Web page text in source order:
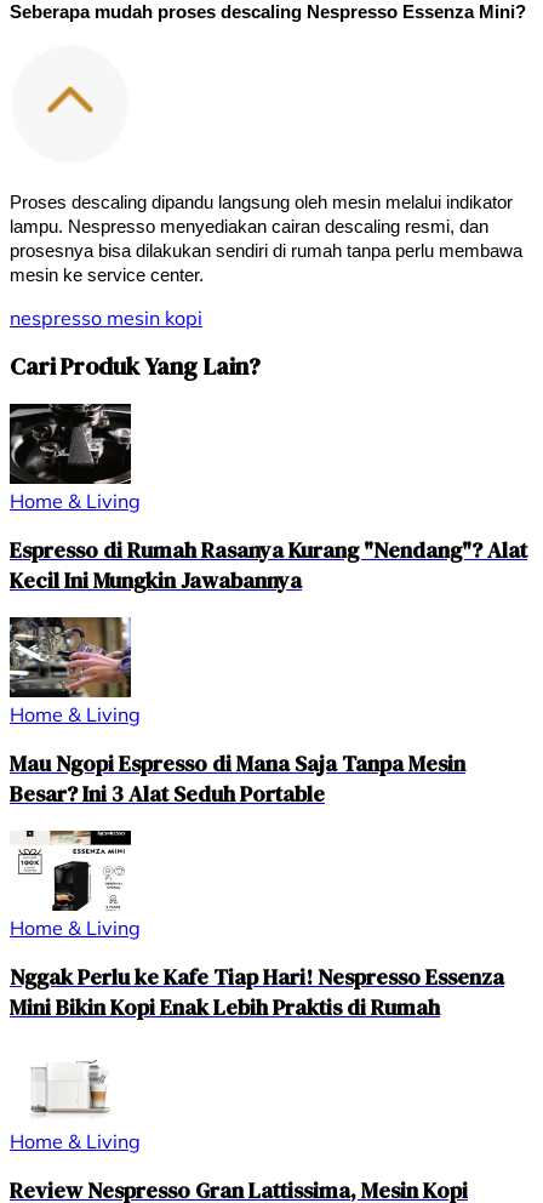
Seberapa mudah proses descaling Nespresso Essenza Mini?
Proses descaling dipandu langsung oleh mesin melalui indikator
lampu. Nespresso menyediakan cairan descaling resmi, dan
prosesnya bisa dilakukan sendiri di rumah tanpa perlu membawa
mesin ke service center.
nespresso mesin kopi
Cari Produk Yang Lain?
Home & Living
Espresso di Rumah Rasanya Kurang "Nendang"? Alat
Kecil Ini Mungkin Jawabannya
Home & Living
Mau Ngopi Espresso di Mana Saja Tanpa Mesin
Besar? Ini 3 Alat Seduh Portable
Home & Living
Nggak Perlu ke Kafe Tiap Hari! Nespresso Essenza
Mini Bikin Kopi Enak Lebih Praktis di Rumah
Home & Living
Review Nespresso Gran Lattissima, Mesin Kopi